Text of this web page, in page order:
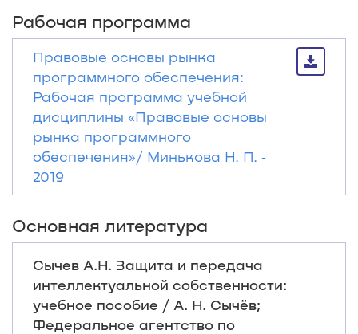
Рабочая программа
Правовые основы рынка
программного обеспечения:
Рабочая программа учебной
дисциплины «Правовые основы
рынка программного
обеспечения»/ Минькова Н. П. ‐
2019
Основная литература
Сычев А.Н. Защита и передача
интеллектуальной собственности:
учебное пособие / А. Н. Сычёв;
Федеральное агентство по